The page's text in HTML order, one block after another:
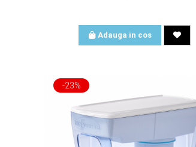
Adauga in cos
-23%